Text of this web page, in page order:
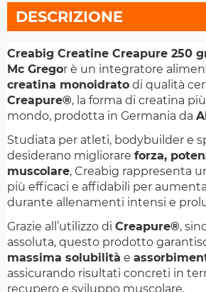
DESCRIZIONE
Creabig Creatine Creapure 250
Mc Gregor è un integratore
creatina monoidrato di qualità
Creapure®, la forma di creatina
mondo, prodotta in Germania da
Studiata per atleti, bodybuilder e
desiderano migliorare forza,
muscolare, Creabig rappresenta
più efficaci e affidabili per
durante allenamenti intensi e
Grazie all’utilizzo di Creapure®,
assoluta, questo prodotto
massima solubilità e
assicurando risultati concreti in
recupero e sviluppo muscolare.